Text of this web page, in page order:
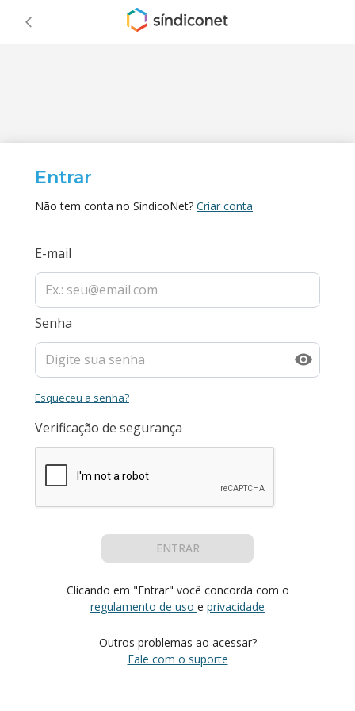
Entrar
Não tem conta no SíndicoNet? Criar conta
E-mail
Senha
Esqueceu a senha?
Verificação de segurança
ENTRAR
Clicando em "Entrar" você concorda com o
regulamento de uso e privacidade
Outros problemas ao acessar?
Fale com o suporte